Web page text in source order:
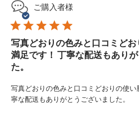
ご購入者様
写真どおりの色みと口コミど
満足です！ 丁寧な配送もあり
た。
写真どおりの色みと口コミどおりの使
寧な配送もありがとうございました。